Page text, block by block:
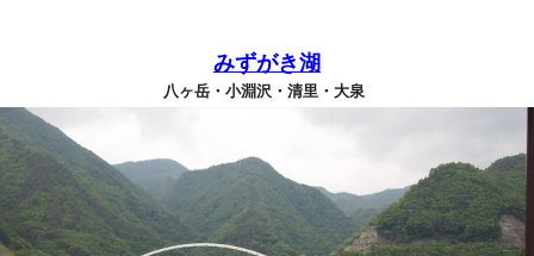
みずがき湖
八ヶ岳・小淵沢・清里・大泉